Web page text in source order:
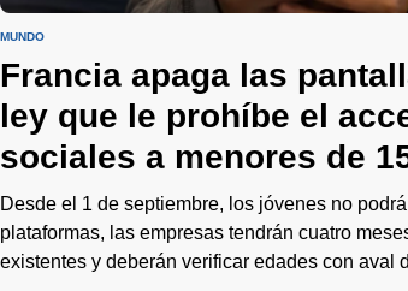
MUNDO
Francia apaga las
ley que le prohíbe el
sociales a menores de
Desde el 1 de septiembre, los jóvenes no
plataformas, las empresas tendrán cuatro
existentes y deberán verificar edades con aval